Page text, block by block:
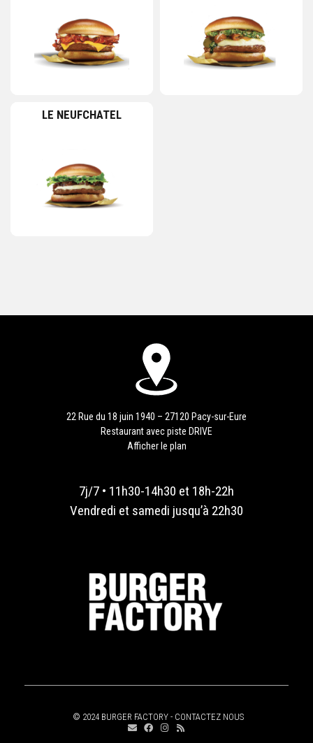
LE NEUFCHATEL
22 Rue du 18 juin 1940 – 27120 Pacy-sur-Eure
Restaurant avec piste DRIVE
Afficher le plan
7j/7 • 11h30-14h30 et 18h-22h
Vendredi et samedi jusqu’à 22h30
© 2024 BURGER FACTORY - CONTACTEZ NOUS